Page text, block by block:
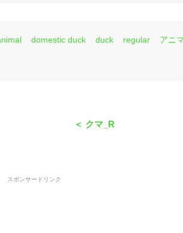
domestic duck duck regular アニ
＜ クマ_R
スポンサードリンク